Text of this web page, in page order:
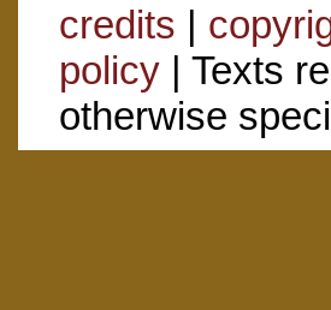
credits |
policy| Texts
otherwise